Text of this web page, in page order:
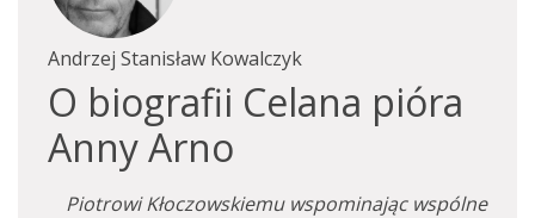
Andrzej Stanisław Kowalczyk
O biografii Celana pióra
Anny Arno
Piotrowi Kłoczowskiemu wspominając wspólne